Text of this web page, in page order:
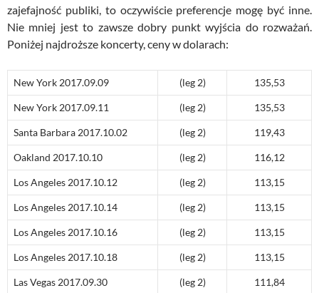
zajefajność publiki, to oczywiście preferencje mogę być inne.
Nie mniej jest to zawsze dobry punkt wyjścia do rozważań.
Poniżej najdroższe koncerty, ceny w dolarach:
New York 2017.09.09 (leg 2) 135,53
New York 2017.09.11 (leg 2) 135,53
Santa Barbara 2017.10.02 (leg 2) 119,43
Oakland 2017.10.10 (leg 2) 116,12
Los Angeles 2017.10.12 (leg 2) 113,15
Los Angeles 2017.10.14 (leg 2) 113,15
Los Angeles 2017.10.16 (leg 2) 113,15
Los Angeles 2017.10.18 (leg 2) 113,15
Las Vegas 2017.09.30 (leg 2) 111,84